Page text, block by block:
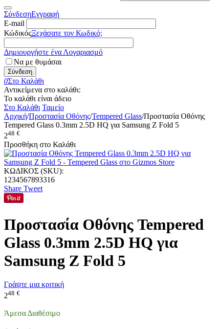
ΣύνδεσηΕγγραφή
E-mail
ΚώδικόςΞεχάσατε τον Κωδικό;
Δημιουργήστε ένα Λογαριασμό
Να με θυμάσαι
Σύνδεση
0Στο Καλάθι
Αντικείμενα στο καλάθι:
Το καλάθι είναι άδειο
Στο Καλάθι Ταμείο
Αρχική/Προστασία Οθόνης/Tempered Glass/Προστασία Οθόνης
Tempered Glass 0.3mm 2.5D HQ για Samsung Z Fold 5
248 €
Προσθήκη στο Καλάθι
ΚΩΔΙΚΟΣ (SKU):
1234567893316
Share Tweet
Προστασία Οθόνης Tempered
Glass 0.3mm 2.5D HQ για
Samsung Z Fold 5
Γράψτε μια κριτική
248 €
Άμεσα Διαθέσιμο